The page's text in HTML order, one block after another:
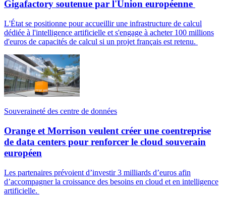
Gigafactory soutenue par l'Union européenne
L'État se positionne pour accueillir une infrastructure de calcul
dédiée à l'intelligence artificielle et s'engage à acheter 100 millions
d'euros de capacités de calcul si un projet français est retenu.
Souveraineté des centre de données
Orange et Morrison veulent créer une coentreprise
de data centers pour renforcer le cloud souverain
européen
Les partenaires prévoient d’investir 3 milliards d’euros afin
d’accompagner la croissance des besoins en cloud et en intelligence
artificielle.